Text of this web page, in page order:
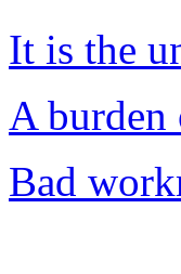
It is the
A burden
Bad